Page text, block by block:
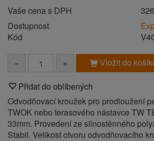
Vaše cena s DPH
Dostupnost
Kód
− + Vložit do
Přidat do oblíbených
Odvodňovací kroužek pro prodloužení
TWOK nebo terasového nástavce TW
33mm. Provedení ze silnostěnného
Stabil. Velikost otvoru odvodňovacího